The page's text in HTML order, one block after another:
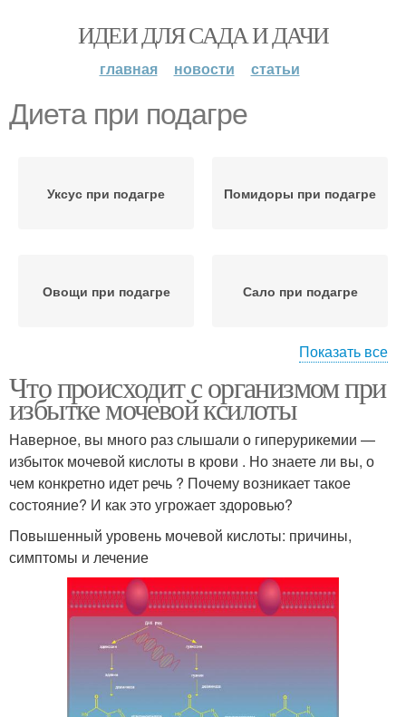
ИДЕИ ДЛЯ САДА И ДАЧИ
главная новости статьи
Диета при подагре
Уксус при подагре Помидоры при подагре
Овощи при подагре Сало при подагре
Правильная диета
Показать все
Что происходит с организмом при
избытке мочевой ксилоты
Наверное, вы много раз слышали о гиперурикемии —
избыток мочевой кислоты в крови . Но знаете ли вы, о
чем конкретно идет речь ? Почему возникает такое
состояние? И как это угрожает здоровью?
Повышенный уровень мочевой кислоты: причины,
симптомы и лечение